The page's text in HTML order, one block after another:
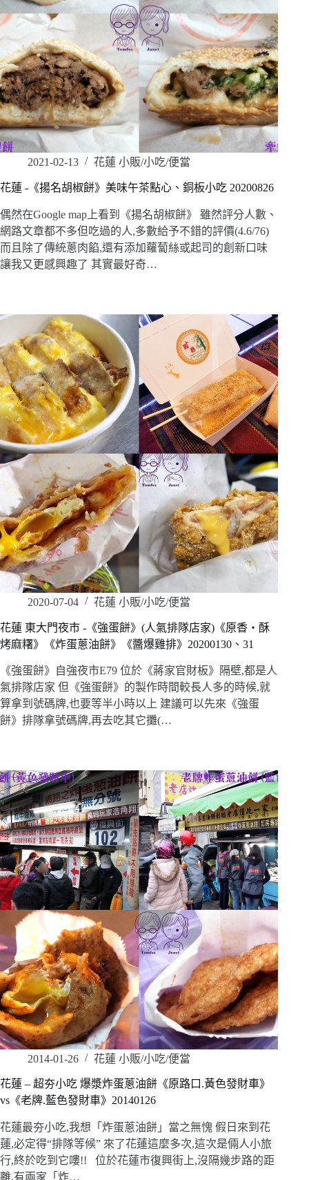
2021-02-13 花蓮 小販/小吃/便當
花蓮 -《揚名胡椒餅》美味午茶點心、銅板小吃 20200826
偶然在Google map上看到《揚名胡椒餅》 雖然評分人數、
網路文章都不多但吃過的人,多數給予不錯的評價(4.6/76)
而且除了傳統蔥肉餡,還有添加蘿蔔絲或起司的創新口味
讓我又更感興趣了 其實最好奇…
2020-07-04 花蓮 小販/小吃/便當
花蓮 東大門夜市 -《強蛋餅》(人氣排隊店家)《原香‧酥
烤麻糬》《炸蛋蔥油餅》《醬爆雞排》20200130、31
《強蛋餅》自強夜市E79 位於《蔣家官財板》隔壁,都是人
氣排隊店家 但《強蛋餅》的製作時間較長人多的時候,就
算拿到號碼牌,也要等半小時以上 建議可以先來《強蛋
餅》排隊拿號碼牌,再去吃其它攤(…
2014-01-26 花蓮 小販/小吃/便當
花蓮 – 超夯小吃 爆漿炸蛋蔥油餅《原路口.黃色發財車》
vs《老牌.藍色發財車》20140126
花蓮最夯小吃,我想「炸蛋蔥油餅」當之無愧 假日來到花
蓮,必定得“排隊等候” 來了花蓮這麼多次,這次是倆人小旅
行,終於吃到它嘍!! 位於花蓮市復興街上,沒隔幾步路的距
離,有兩家「炸…